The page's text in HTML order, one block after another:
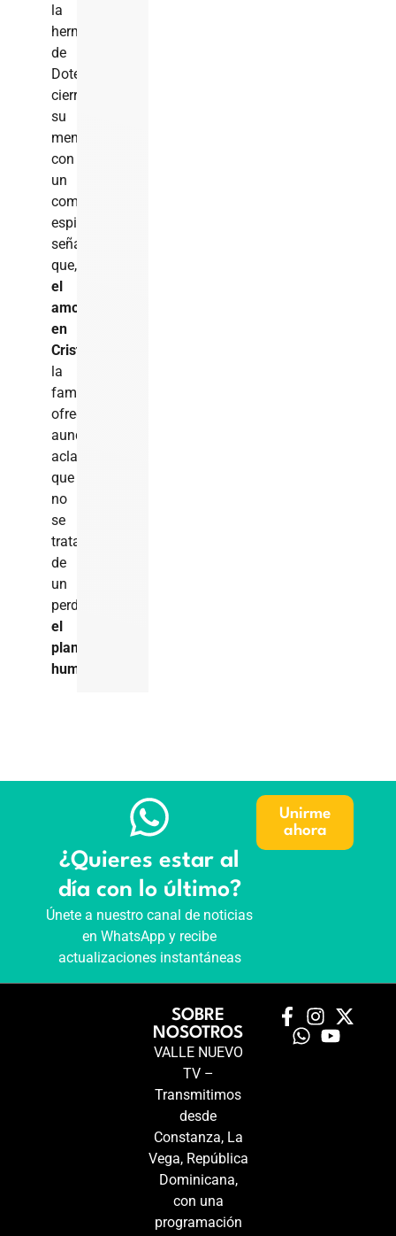
la
hermana
de
Dotel
cierra
su
mensaje
con
un
componente
espiritual,
señalando
que,
el
amor
en
Cristo
la
familia
ofrece
aunque
aclara
que
no
se
trata
de
un
perdón
el
plano
humano
¿Quieres estar al
día con lo último?
Únete a nuestro canal de noticias
en WhatsApp y recibe
actualizaciones instantáneas
Unirme
ahora
SOBRE
NOSOTROS
VALLE NUEVO
TV –
Transmitimos
desde
Constanza, La
Vega, República
Dominicana,
con una
programación